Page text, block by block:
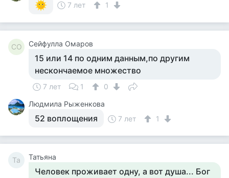
7 лет
1
СО Сейфулла Омаров
15 или 14 по одним данным,по другим
нескончаемое множество
7 лет 1
0
Людмила Рыженкова
52 воплощения 7 лет 1
Та Татьяна
Человек проживает одну, а вот душа... Бог